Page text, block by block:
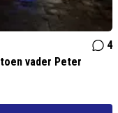
4
vader Peter